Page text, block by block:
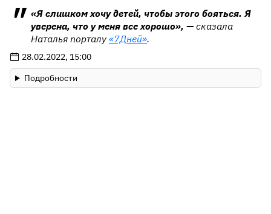
«Я слишком хочу детей, чтобы этого бояться. Я
уверена, что у меня все хорошо», — сказала
Наталья порталу «7Дней».
28.02.2022, 15:00
Подробности